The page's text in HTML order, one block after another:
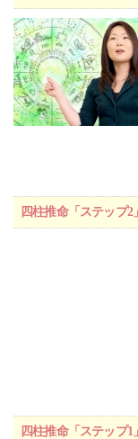
四柱推命「ステップ
四柱推命「ステップ